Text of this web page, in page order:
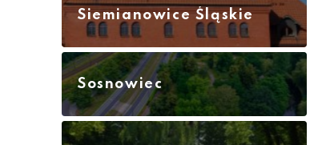
Siemianowice Śląskie
Sosnowiec